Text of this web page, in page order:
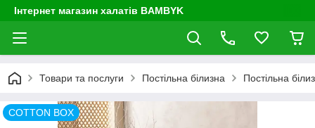
Інтернет магазин халатів BAMBYK
Товари та послуги Постільна білизна Постільна
COTTON BOX